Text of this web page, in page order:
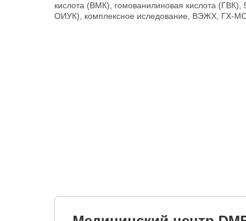
кислота (ВМК), гомованилиновая кислота (ГВК),
ОИУК), комплексное иследование, ВЭЖХ, ГХ-